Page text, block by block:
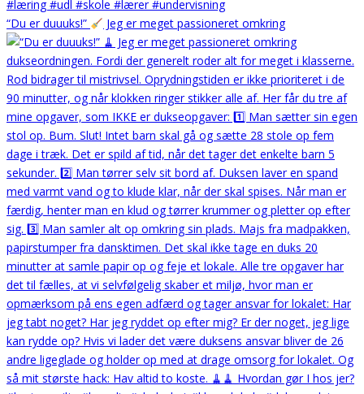
“Du er duuuks!” Jeg er meget passioneret omkring